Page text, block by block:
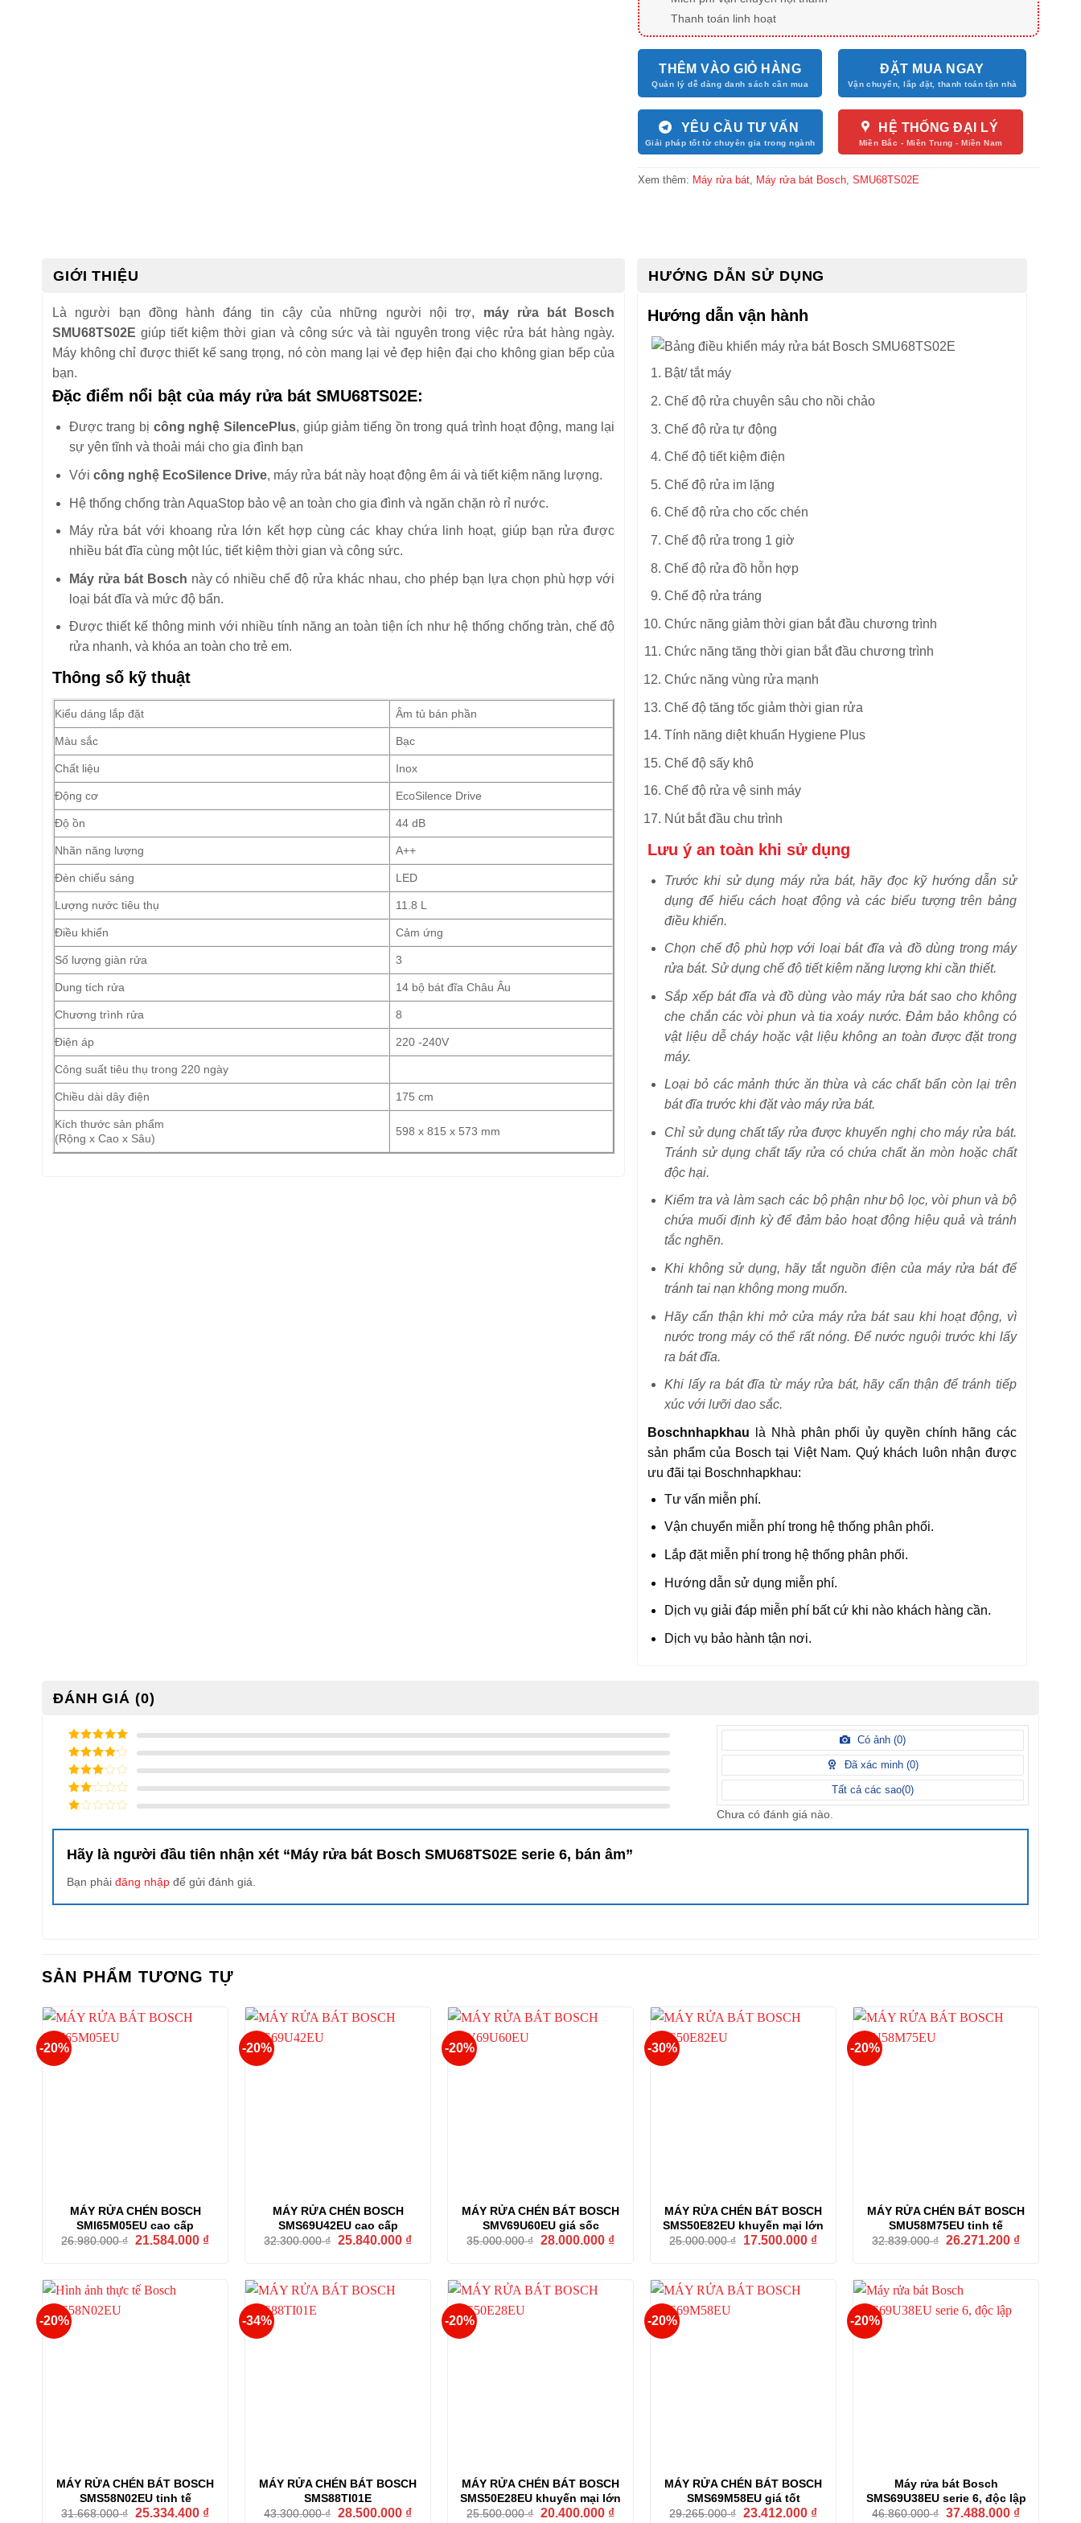
Thanh toán linh hoạt
THÊM VÀO GIỎ HÀNG ĐẶT MUA NGAY
YÊU CẦU TƯ VẤN HỆ THỐNG ĐẠI LÝ
Xem thêm: Máy rửa bát, Máy rửa bát Bosch, SMU68TS02E
GIỚI THIỆU
Là người bạn đồng hành đáng tin cậy của những người nội trợ, máy rửa bát Bosch
SMU68TS02E giúp tiết kiệm thời gian và công sức và tài nguyên trong việc rửa bát hàng ngày.
Máy không chỉ được thiết kế sang trọng, nó còn mang lại vẻ đẹp hiện đại cho không gian bếp của
bạn.
Đặc điểm nổi bật của máy rửa bát SMU68TS02E:
Được trang bị công nghệ SilencePlus, giúp giảm tiếng ồn trong quá trình hoạt động, mang lại
sự yên tĩnh và thoải mái cho gia đình bạn
Với công nghệ EcoSilence Drive, máy rửa bát này hoạt động êm ái và tiết kiệm năng lượng.
Hệ thống chống tràn AquaStop bảo vệ an toàn cho gia đình và ngăn chặn rò rỉ nước.
Máy rửa bát với khoang rửa lớn kết hợp cùng các khay chứa linh hoạt, giúp bạn rửa được
nhiều bát đĩa cùng một lúc, tiết kiệm thời gian và công sức.
Máy rửa bát Bosch này có nhiều chế độ rửa khác nhau, cho phép bạn lựa chọn phù hợp với
loại bát đĩa và mức độ bẩn.
Được thiết kế thông minh với nhiều tính năng an toàn tiện ích như hệ thống chống tràn, chế độ
rửa nhanh, và khóa an toàn cho trẻ em.
Thông số kỹ thuật
Kiểu dáng lắp đặt Âm tủ bán phần
Màu sắc Bạc
Chất liệu Inox
Động cơ EcoSilence Drive
Độ ồn 44 dB
Nhãn năng lượng A++
Đèn chiếu sáng LED
Lượng nước tiêu thụ 11.8 L
Điều khiển Cảm ứng
Số lượng giàn rửa 3
Dung tích rửa 14 bộ bát đĩa Châu Âu
Chương trình rửa 8
Điện áp 220 -240V
Công suất tiêu thụ trong 220 ngày
Chiều dài dây điện 175 cm
Kích thước sản phẩm
(Rộng x Cao x Sâu)
598 x 815 x 573 mm
HƯỚNG DẪN SỬ DỤNG
Hướng dẫn vận hành
Bật/ tắt máy
Chế độ rửa chuyên sâu cho nồi chảo
Chế độ rửa tự động
Chế độ tiết kiệm điện
Chế độ rửa im lặng
Chế độ rửa cho cốc chén
Chế độ rửa trong 1 giờ
Chế độ rửa đồ hỗn hợp
Chế độ rửa tráng
Chức năng giảm thời gian bắt đầu chương trình
Chức năng tăng thời gian bắt đầu chương trình
Chức năng vùng rửa mạnh
Chế độ tăng tốc giảm thời gian rửa
Tính năng diệt khuẩn Hygiene Plus
Chế độ sấy khô
Chế độ rửa vệ sinh máy
Nút bắt đầu chu trình
Lưu ý an toàn khi sử dụng
Trước khi sử dụng máy rửa bát, hãy đọc kỹ hướng dẫn sử
dụng để hiểu cách hoạt động và các biểu tượng trên bảng
điều khiển.
Chọn chế độ phù hợp với loại bát đĩa và đồ dùng trong máy
rửa bát. Sử dụng chế độ tiết kiệm năng lượng khi cần thiết.
Sắp xếp bát đĩa và đồ dùng vào máy rửa bát sao cho không
che chắn các vòi phun và tia xoáy nước. Đảm bảo không có
vật liệu dễ cháy hoặc vật liệu không an toàn được đặt trong
máy.
Loại bỏ các mảnh thức ăn thừa và các chất bẩn còn lại trên
bát đĩa trước khi đặt vào máy rửa bát.
Chỉ sử dụng chất tẩy rửa được khuyến nghị cho máy rửa bát.
Tránh sử dụng chất tẩy rửa có chứa chất ăn mòn hoặc chất
độc hại.
Kiểm tra và làm sạch các bộ phận như bộ lọc, vòi phun và bộ
chứa muối định kỳ để đảm bảo hoạt động hiệu quả và tránh
tắc nghẽn.
Khi không sử dụng, hãy tắt nguồn điện của máy rửa bát để
tránh tai nạn không mong muốn.
Hãy cẩn thận khi mở cửa máy rửa bát sau khi hoạt động, vì
nước trong máy có thể rất nóng. Để nước nguội trước khi lấy
ra bát đĩa.
Khi lấy ra bát đĩa từ máy rửa bát, hãy cẩn thận để tránh tiếp
xúc với lưỡi dao sắc.
Boschnhapkhau là Nhà phân phối ủy quyền chính hãng các
sản phẩm của Bosch tại Việt Nam. Quý khách luôn nhận được
ưu đãi tại Boschnhapkhau:
Tư vấn miễn phí.
Vận chuyển miễn phí trong hệ thống phân phối.
Lắp đặt miễn phí trong hệ thống phân phối.
Hướng dẫn sử dụng miễn phí.
Dịch vụ giải đáp miễn phí bất cứ khi nào khách hàng cần.
Dịch vụ bảo hành tận nơi.
ĐÁNH GIÁ (0)
5/ 5 điểm
4/ 5
điểm
3/ 5
điểm
2/
điểm
/
điểm
Có ảnh (0)
Đã xác minh (0)
Tất cả các sao(0)
Chưa có đánh giá nào.
Hãy là người đầu tiên nhận xét “Máy rửa bát Bosch SMU68TS02E serie 6, bán âm”
Bạn phải đăng nhập để gửi đánh giá.
SẢN PHẨM TƯƠNG TỰ
-20%
MÁY RỬA CHÉN BOSCH
SMI65M05EU cao cấp
26.980.000₫ Giá
21.584.000 ₫Giá
21.584.000 ₫.
-20%
MÁY RỬA CHÉN BOSCH
SMS69U42EU cao cấp
32.300.000₫ Giá
25.840.000 ₫Giá
25.840.000 ₫.
-20%
MÁY RỬA CHÉN BÁT BOSCH
SMV69U60EU giá sốc
35.000.000₫ Giá
28.000.000 ₫Giá
28.000.000 ₫.
-30%
MÁY RỬA CHÉN BÁT BOSCH
SMS50E82EU khuyến mại lớn
25.000.000₫
Giá
17.500.000 ₫Giá
17.500.000 ₫.
-20%
MÁY RỬA CHÉN BÁT BOSCH
SMU58M75EU tinh tế
32.839.000₫ Giá
26.271.200 ₫Giá
-20%
MÁY RỬA CHÉN BÁT BOSCH
SMS58N02EU tinh tế
31.668.000₫ Giá
25.334.400 ₫Giá
-34%
MÁY RỬA CHÉN BÁT BOSCH
SMS88TI01E
43.300.000₫ Giá
28.500.000 ₫Giá
-20%
MÁY RỬA CHÉN BÁT BOSCH
SMS50E28EU khuyến mại lớn
25.500.000₫ Giá
20.400.000 ₫Giá
-20%
MÁY RỬA CHÉN BÁT BOSCH
SMS69M58EU giá tốt
29.265.000₫ Giá
23.412.000 ₫Giá
-20%
Máy rửa bát Bosch
SMS69U38EU serie 6, độc lập
46.860.000₫ Giá
37.488.000 ₫Giá